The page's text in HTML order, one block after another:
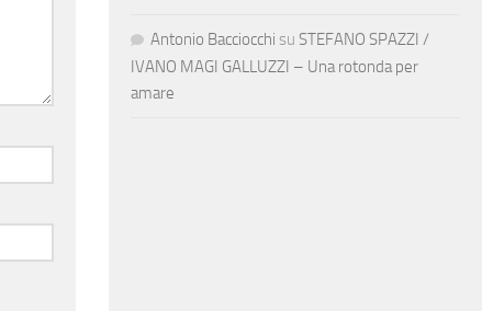
Antonio Bacciocchi su STEFANO SPAZZI /
IVANO MAGI GALLUZZI – Una rotonda per
amare